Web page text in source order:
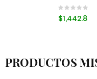
$1,442.8
PRODUCTOS